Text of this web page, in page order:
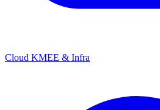
Cloud KMEE & Infra